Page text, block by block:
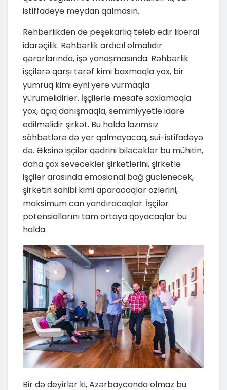
istiffadəyə meydan qalmasın.
Rəhbərlikdən də peşəkarlıq tələb edir liberal
idarəçilik. Rəhbərlik ardıcıl olmalıdır
qərarlarında, işə yanaşmasında. Rəhbərlik
işçilərə qarşı tərəf kimi baxmaqla yox, bir
yumruq kimi eyni yerə vurmaqla
yürüməlidirlər. İşçilərlə məsafə saxlamaqla
yox, açıq danışmaqla, səmimiyyətlə idarə
edilməlidir şirkət. Bu halda lazımsız
söhbətlərə də yer qalmayacaq, sui-istifadəyə
də. Əksinə işçilər qədrini biləcəklər bu mühitin,
daha çox sevəcəklər şirkətlərini, şirkətlə
işçilər arasında emosional bağ güclənəcək,
şirkətin sahibi kimi aparacaqlar özlərini,
maksimum can yandıracaqlar. İşçilər
potensiallarını tam ortaya qoyacaqlar bu
halda.
Bir də deyirlər ki, Azərbaycanda olmaz bu